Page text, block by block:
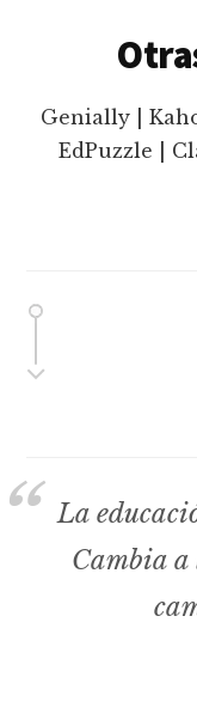
Genially |
EdPuzzle |
La
Cambia a